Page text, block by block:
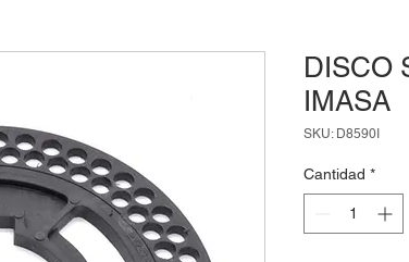
DISCO
IMASA
SKU: D8590I
Cantidad *